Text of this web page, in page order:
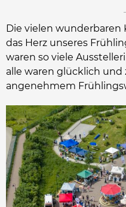
Die vielen
das Herz unseres
waren so viele
alle waren glücklich und
angenehmem